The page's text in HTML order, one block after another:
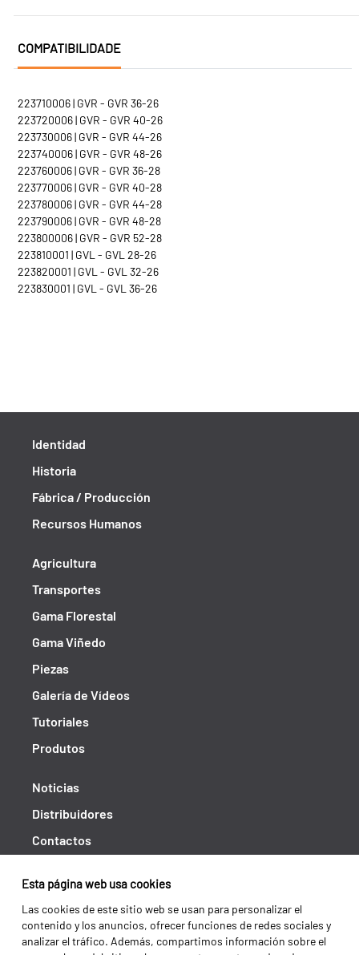
Esta página web usa cookies
Las cookies de este sitio web se usan para personalizar el
contenido y los anuncios, ofrecer funciones de redes sociales y
analizar el tráfico. Además, compartimos información sobre el
COMPATIBILIDADE
223710006 | GVR - GVR 36-26
223720006 | GVR - GVR 40-26
223730006 | GVR - GVR 44-26
223740006 | GVR - GVR 48-26
223760006 | GVR - GVR 36-28
223770006 | GVR - GVR 40-28
223780006 | GVR - GVR 44-28
223790006 | GVR - GVR 48-28
223800006 | GVR - GVR 52-28
223810001 | GVL - GVL 28-26
223820001 | GVL - GVL 32-26
223830001 | GVL - GVL 36-26
Identidad
Historia
Fábrica / Producción
Recursos Humanos
Agricultura
Transportes
Gama Florestal
Gama Viñedo
Piezas
Galería de Vídeos
Tutoriales
Produtos
Noticias
Distribuidores
Contactos
Shipping returns
Política de privacidad
Términos y condiciones